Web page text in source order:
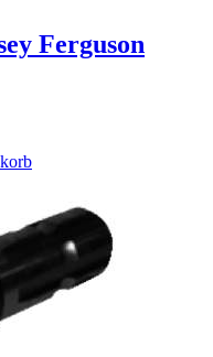
Ferguson